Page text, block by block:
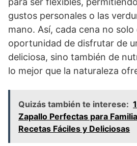
gustos personales o las
mano. Así, cada cena no solo
oportunidad de disfrutar de
deliciosa, sino también de
lo mejor que la naturaleza
Quizás también te interese:
Zapallo Perfectas para
Recetas Fáciles y Deliciosas